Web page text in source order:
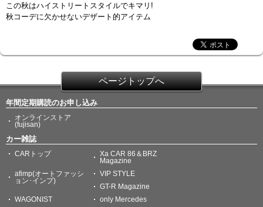
この秋はハイストリートスタイルでキマリ!
秋コーデに欠かせないデザート的アイテム
ページトップへ
年間定期購読のお申し込み
オンラインストア
(fujisan)
カー雑誌
CARトップ
Xa CAR 86＆BRZ
Magazine
afimp(オートファッシ
ョン･インプ)
VIP STYLE
GT-R Magazine
WAGONIST
only Mercedes